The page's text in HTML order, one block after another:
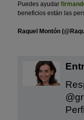
Puedes ayudar
beneficios están las
Raquel Montón